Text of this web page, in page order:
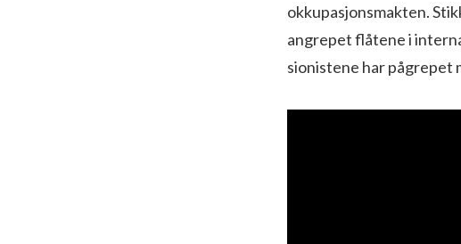
okkupasjonsmakten.
angrepet flåtene i
sionistene har pågrepet